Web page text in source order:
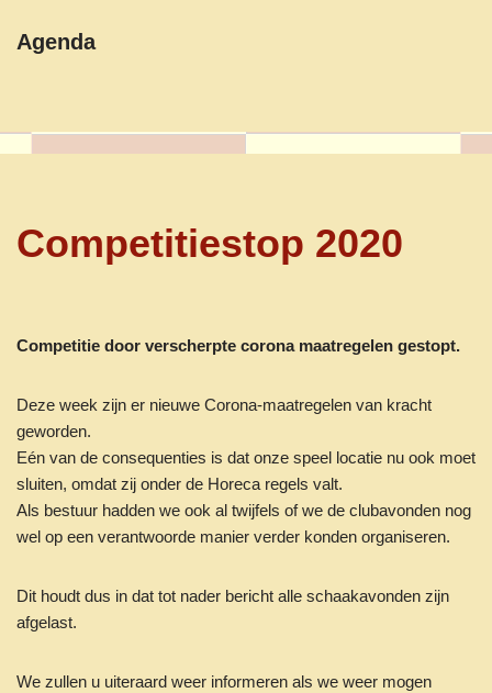
Agenda
Competitiestop 2020
Competitie door verscherpte corona maatregelen gestopt.
Deze week zijn er nieuwe Corona-maatregelen van kracht
geworden.
Eén van de consequenties is dat onze speel locatie nu ook moet
sluiten, omdat zij onder de Horeca regels valt.
Als bestuur hadden we ook al twijfels of we de clubavonden nog
wel op een verantwoorde manier verder konden organiseren.
Dit houdt dus in dat tot nader bericht alle schaakavonden zijn
afgelast.
We zullen u uiteraard weer informeren als we weer mogen